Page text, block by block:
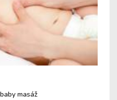
masáž